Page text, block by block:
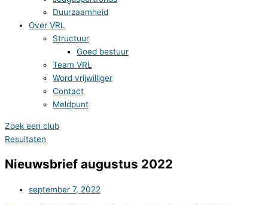
Duurzaamheid
Over VRL
Structuur
Goed bestuur
Team VRL
Word vrijwilliger
Contact
Meldpunt
Zoek een club
Resultaten
Nieuwsbrief augustus 2022
september 7, 2022